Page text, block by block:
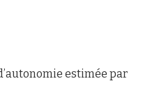
estimée par